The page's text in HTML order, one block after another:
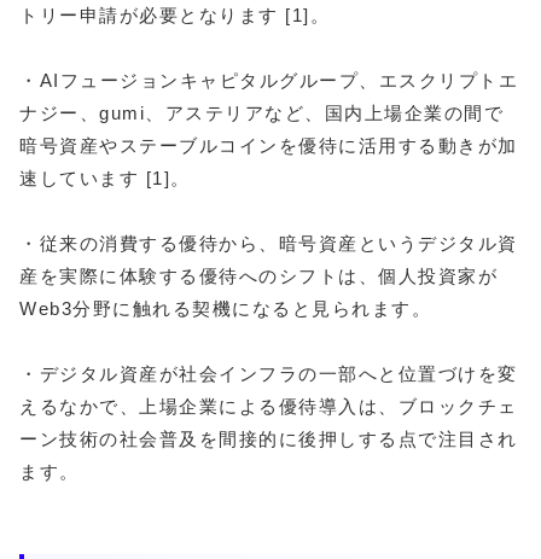
トリー申請が必要となります [1]。
・AIフュージョンキャピタルグループ、エスクリプトエ
ナジー、gumi、アステリアなど、国内上場企業の間で
暗号資産やステーブルコインを優待に活用する動きが加
速しています [1]。
・従来の消費する優待から、暗号資産というデジタル資
産を実際に体験する優待へのシフトは、個人投資家が
Web3分野に触れる契機になると見られます。
・デジタル資産が社会インフラの一部へと位置づけを変
えるなかで、上場企業による優待導入は、ブロックチェ
ーン技術の社会普及を間接的に後押しする点で注目され
ます。